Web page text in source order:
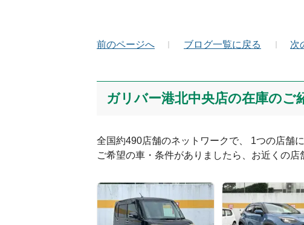
Captcha
前のページへ ブログ一覧に戻る 次
ガリバー港北中央店の在庫のご
全国約490店舗のネットワークで、 1つの店舗
ご希望の車・条件がありましたら、お近くの店